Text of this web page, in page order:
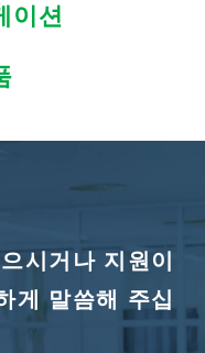
이션
시거나 지원이
게 말씀해 주십